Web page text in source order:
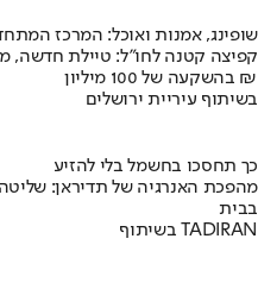
שופינג, אמנות ואוכל: המרכז
קפיצה קטנה לחו"ל: טיילת חדשה,
בהשקעה של 100 מיליון ₪
בשיתוף עיריית ירושלים
כך תחסכו בחשמל בלי להזיע
מהפכת האנרגיה של תדיראן:
בבית
בשיתוף TADIRAN